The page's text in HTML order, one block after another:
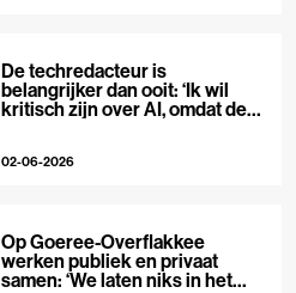
De techredacteur is
belangrijker dan ooit: ‘Ik wil
kritisch zijn over AI, omdat de
02-06-2026
Op Goeree-Overflakkee
werken publiek en privaat
samen: ‘We laten niks in het